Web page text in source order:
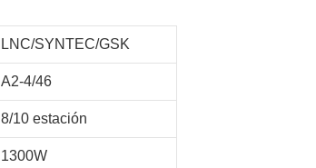
LNC/SYNTEC/GSK
A2-4/46
8/10 estación
1300W